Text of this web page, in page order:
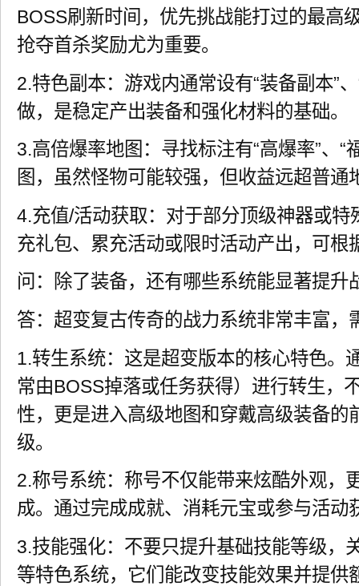
BOSS刷新时间，优先挑战能打过的最高
抢夺首杀奖励尤为重要。
2.特色副本：游戏内通常设有“装备副本”
做，是稳定产出装备和强化材料的基础。
3.高倍爆率地图：寻找标注有“高爆率”、“
图，虽然怪物可能较强，但收益远超普通
4.充值/活动获取：对于部分顶级神器或特
充礼包、累充活动或限时活动产出，可根
问：除了装备，还有哪些系统能显著提升
答：超变复古传奇的战力系统非常丰富，
1.转生系统：这是超变版本的核心特色。
常由BOSS掉落或任务获得）进行转生，
性，更是进入高级地图和穿戴高级装备的
级。
2.称号系统：称号不仅能带来炫酷外观，
成。通过完成成就、消耗元宝或参与活动
3.技能强化：不要只提升基础技能等级，
等特色系统，它们能改变技能效果并提供